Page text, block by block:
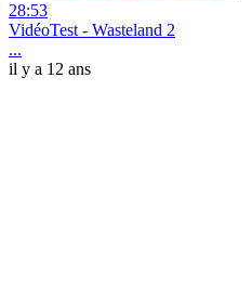
28:53
VidéoTest - Wasteland 2
...
il y a 12 ans